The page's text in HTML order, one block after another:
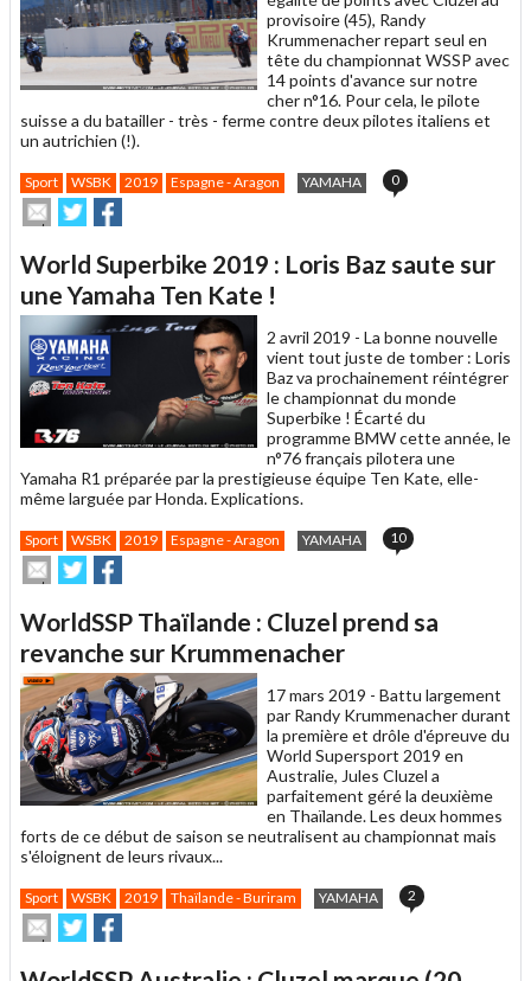
provisoire (45), Randy
Krummenacher repart seul en
tête du championnat WSSP avec
14 points d'avance sur notre
cher n°16. Pour cela, le pilote
suisse a du batailler - très - ferme contre deux pilotes italiens et
un autrichien (!).
Sport WSBK 2019 Espagne - Aragon YAMAHA 0
Envoyer
cet
à
un
ami
Partager
sur
sur
World Superbike 2019 : Loris Baz saute sur
une Yamaha Ten Kate !
2 avril 2019 - La bonne nouvelle
vient tout juste de tomber : Loris
Baz va prochainement réintégrer
le championnat du monde
Superbike ! Écarté du
programme BMW cette année, le
n°76 français pilotera une
Yamaha R1 préparée par la prestigieuse équipe Ten Kate, elle-
même larguée par Honda. Explications.
Sport WSBK 2019 Espagne - Aragon YAMAHA 10
Envoyer
cet
à
un
ami
Partager
sur
sur
WorldSSP Thaïlande : Cluzel prend sa
revanche sur Krummenacher
17 mars 2019 - Battu largement
par Randy Krummenacher durant
la première et drôle d'épreuve du
World Supersport 2019 en
Australie, Jules Cluzel a
parfaitement géré la deuxième
en Thaïlande. Les deux hommes
forts de ce début de saison se neutralisent au championnat mais
s'éloignent de leurs rivaux...
Sport WSBK 2019 Thaïlande - Buriram YAMAHA 2
Envoyer
cet
Partager
sur
sur